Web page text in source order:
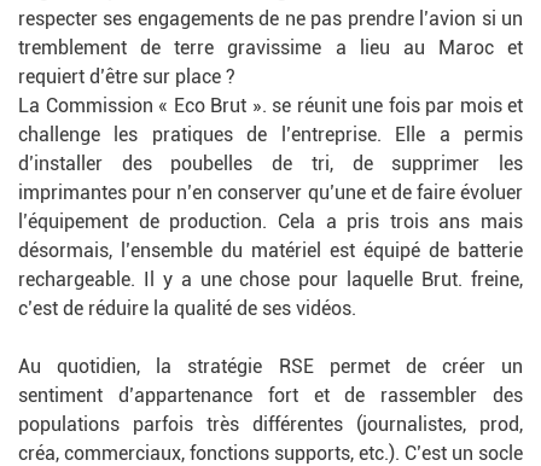
respecter ses engagements de ne pas prendre l’avion si un
tremblement de terre gravissime a lieu au Maroc et
requiert d’être sur place ?
La Commission « Eco Brut ». se réunit une fois par mois et
challenge les pratiques de l’entreprise. Elle a permis
d’installer des poubelles de tri, de supprimer les
imprimantes pour n’en conserver qu’une et de faire évoluer
l’équipement de production. Cela a pris trois ans mais
désormais, l’ensemble du matériel est équipé de batterie
rechargeable. Il y a une chose pour laquelle Brut. freine,
c’est de réduire la qualité de ses vidéos.
Au quotidien, la stratégie RSE permet de créer un
sentiment d’appartenance fort et de rassembler des
populations parfois très différentes (journalistes, prod,
créa, commerciaux, fonctions supports, etc.). C’est un socle